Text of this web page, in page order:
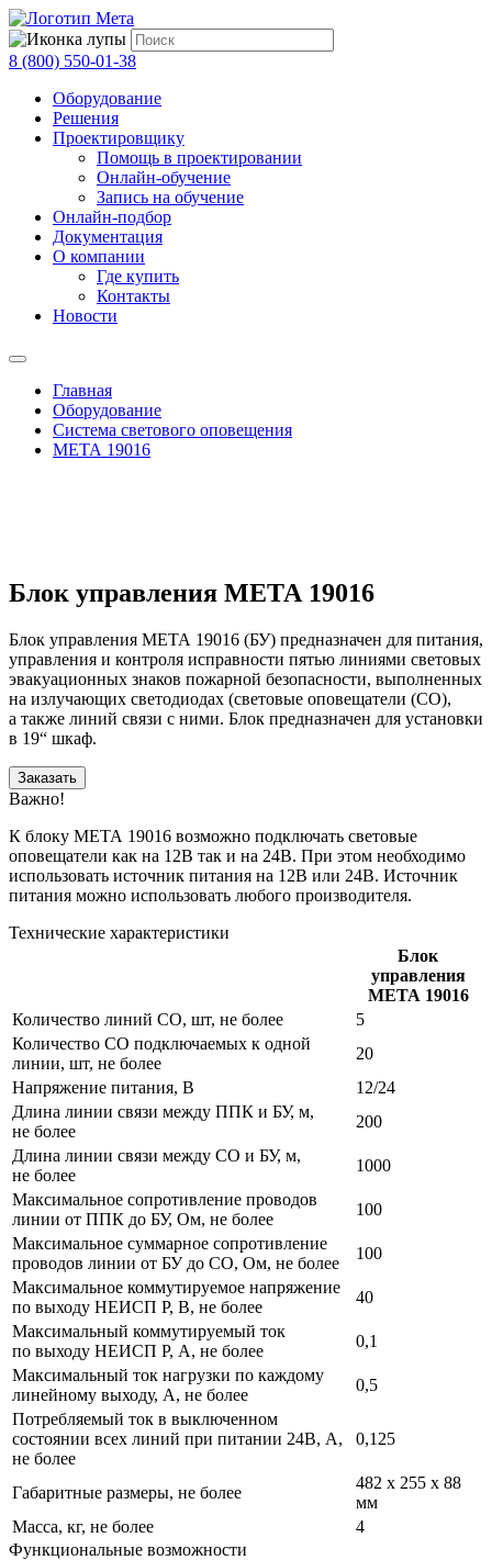
8 (800) 550-01-38
Оборудование
Решения
Проектировщику
Помощь в проектировании
Онлайн-обучение
Запись на обучение
Онлайн-подбор
Документация
О компании
Где купить
Контакты
Новости
Главная
Оборудование
Система светового оповещения
МЕТА 19016
Блок управления МЕТА 19016
Блок управления МЕТА 19016 (БУ) предназначен для питания,
управления и контроля исправности пятью линиями световых
эвакуационных знаков пожарной безопасности, выполненных
на излучающих светодиодах (световые оповещатели (СО),
а также линий связи с ними. Блок предназначен для установки
в 19“ шкаф.
Заказать
Важно!
К блоку МЕТА 19016 возможно подключать световые
оповещатели как на 12В так и на 24В. При этом необходимо
использовать источник питания на 12В или 24В. Источник
питания можно использовать любого производителя.
Технические характеристики
Блок
управления
МЕТА 19016
Количество линий СО, шт, не более
5
Количество СО подключаемых к одной
линии, шт, не более
20
Напряжение питания, В
12/24
Длина линии связи между ППК и БУ, м,
не более
200
Длина линии связи между СО и БУ, м,
не более
1000
Максимальное сопротивление проводов
линии от ППК до БУ, Ом, не более
100
Максимальное суммарное сопротивление
проводов линии от БУ до СО, Ом, не более
100
Максимальное коммутируемое напряжение
по выходу НЕИСП Р, В, не более
40
Максимальный коммутируемый ток
по выходу НЕИСП Р, А, не более
0,1
Максимальный ток нагрузки по каждому
линейному выходу, А, не более
0,5
Потребляемый ток в выключенном
состоянии всех линий при питании 24В, А,
не более
0,125
Габаритные размеры, не более
482 х 255 х 88
мм
Масса, кг, не более
4
Функциональные возможности